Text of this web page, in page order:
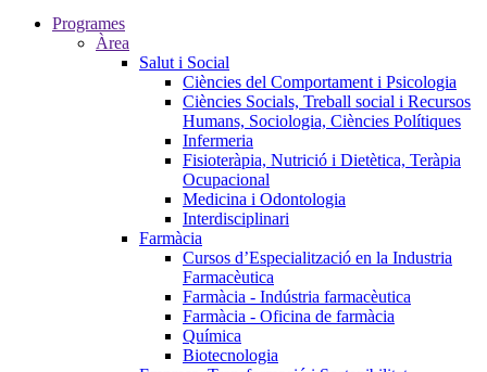
Programes
Àrea
Salut i Social
Ciències del Comportament i Psicologia
Ciències Socials, Treball social i Recursos
Humans, Sociologia, Ciències Polítiques
Infermeria
Fisioteràpia, Nutrició i Dietètica, Teràpia
Ocupacional
Medicina i Odontologia
Interdisciplinari
Farmàcia
Cursos d’Especialització en la Industria
Farmacèutica
Farmàcia - Indústria farmacèutica
Farmàcia - Oficina de farmàcia
Química
Biotecnologia